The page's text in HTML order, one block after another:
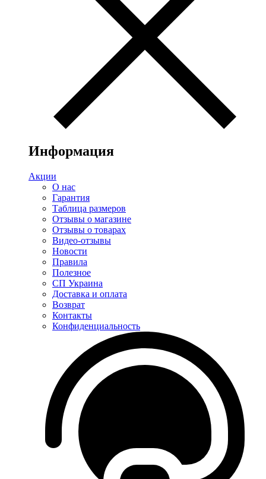
Информация
Акции
О нас
Гарантия
Таблица размеров
Отзывы о магазине
Отзывы о товарах
Видео-отзывы
Новости
Правила
Полезное
СП Украина
Доставка и оплата
Возврат
Контакты
Конфиденциальность